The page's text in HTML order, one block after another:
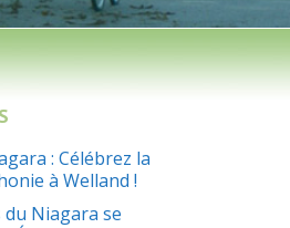
: Célébrez la
à Welland !
Niagara se